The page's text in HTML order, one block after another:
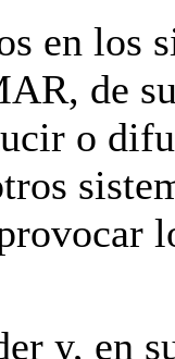
en los
de
o
y, en